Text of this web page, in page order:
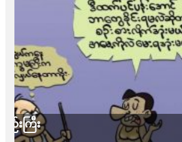
သတိ အိုမီခရွန်တဲ့